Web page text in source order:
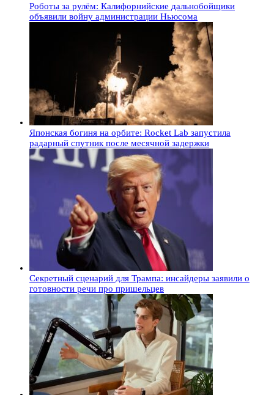
Роботы за рулём: Калифорнийские дальнобойщики
объявили войну администрации Ньюсома
Японская богиня на орбите: Rocket Lab запустила
радарный спутник после месячной задержки
Секретный сценарий для Трампа: инсайдеры заявили о
готовности речи про пришельцев